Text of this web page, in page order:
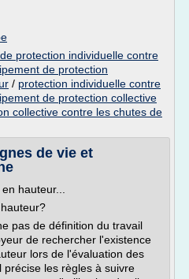
protection individuelle contre
de protection
/ protection individuelle contre
de protection collective
collective contre les chutes de
de vie et
hauteur...
pas de définition du travail
de rechercher l'existence
lors de l'évaluation des
précise les règles à suivre